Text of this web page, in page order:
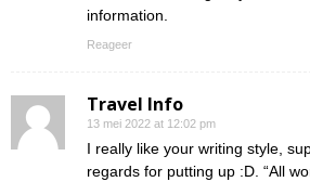
information.
Reageer
Travel Info
13 mei 2022 at 12:02 pm
I really like your writing style,
regards for putting up :D. “All